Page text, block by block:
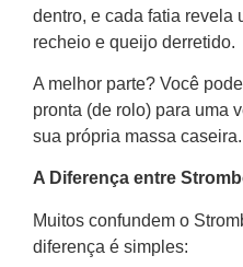
dentro, e cada fatia revela
recheio e queijo derretido.
A melhor parte? Você
pronta (de rolo) para uma
sua própria massa caseira.
A Diferença entre
Muitos confundem o
diferença é simples: